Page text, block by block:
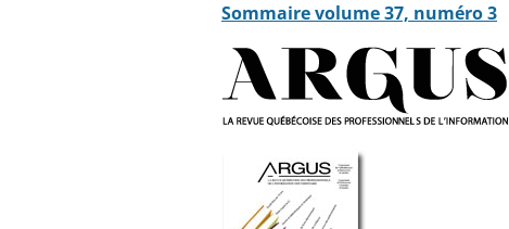
Sommaire volume 37, numéro 3